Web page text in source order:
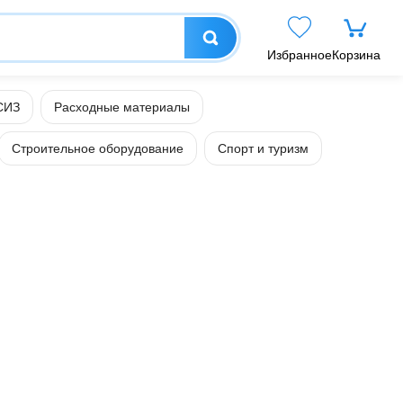
ИзбранноеКорзина
Расходные материалы
Строительное оборудование Спорт и туризм